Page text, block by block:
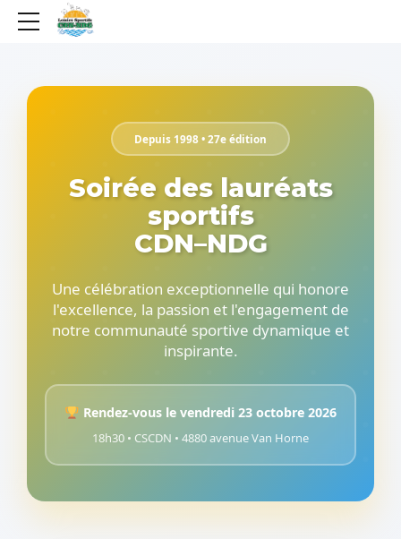
Depuis 1998 • 27e édition
Soirée des lauréats
sportifs
CDN–NDG
Une célébration exceptionnelle qui honore
l'excellence, la passion et l'engagement de
notre communauté sportive dynamique et
inspirante.
Rendez-vous le vendredi 23 octobre 2026
18h30 • CSCDN • 4880 avenue Van Horne